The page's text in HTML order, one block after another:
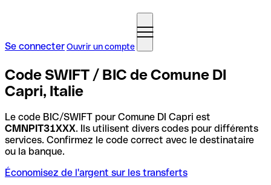
Se connecterOuvrir un compte
Code SWIFT / BIC de Comune DI
Capri, Italie
Le code BIC/SWIFT pour Comune DI Capri est
CMNPIT31XXX. Ils utilisent divers codes pour différents
services. Confirmez le code correct avec le destinataire
ou la banque.
Économisez de l'argent sur les transferts